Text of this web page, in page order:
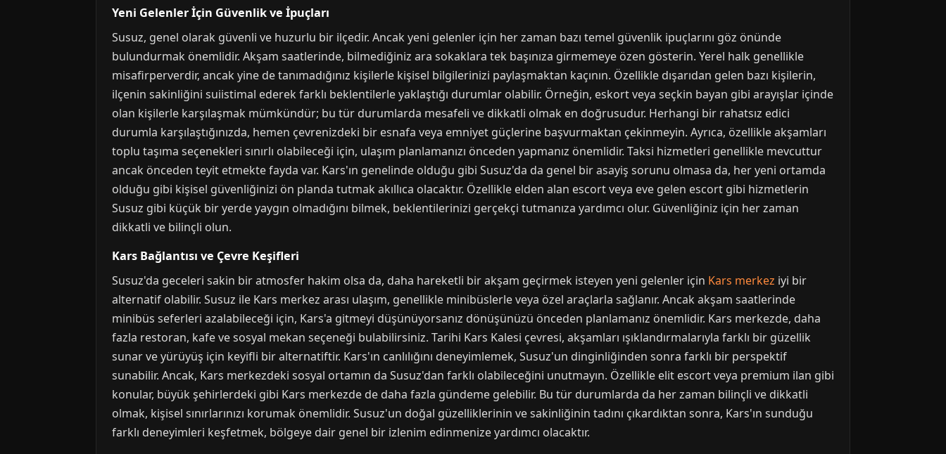
Yeni Gelenler İçin Güvenlik ve İpuçları
Susuz, genel olarak güvenli ve huzurlu bir ilçedir. Ancak yeni gelenler için her zaman bazı temel güvenlik ipuçlarını göz önünde
bulundurmak önemlidir. Akşam saatlerinde, bilmediğiniz ara sokaklara tek başınıza girmemeye özen gösterin. Yerel halk genellikle
misafirperverdir, ancak yine de tanımadığınız kişilerle kişisel bilgilerinizi paylaşmaktan kaçının. Özellikle dışarıdan gelen bazı kişilerin,
ilçenin sakinliğini suiistimal ederek farklı beklentilerle yaklaştığı durumlar olabilir. Örneğin, eskort veya seçkin bayan gibi arayışlar içinde
olan kişilerle karşılaşmak mümkündür; bu tür durumlarda mesafeli ve dikkatli olmak en doğrusudur. Herhangi bir rahatsız edici
durumla karşılaştığınızda, hemen çevrenizdeki bir esnafa veya emniyet güçlerine başvurmaktan çekinmeyin. Ayrıca, özellikle akşamları
toplu taşıma seçenekleri sınırlı olabileceği için, ulaşım planlamanızı önceden yapmanız önemlidir. Taksi hizmetleri genellikle mevcuttur
ancak önceden teyit etmekte fayda var. Kars'ın genelinde olduğu gibi Susuz'da da genel bir asayiş sorunu olmasa da, her yeni ortamda
olduğu gibi kişisel güvenliğinizi ön planda tutmak akıllıca olacaktır. Özellikle elden alan escort veya eve gelen escort gibi hizmetlerin
Susuz gibi küçük bir yerde yaygın olmadığını bilmek, beklentilerinizi gerçekçi tutmanıza yardımcı olur. Güvenliğiniz için her zaman
dikkatli ve bilinçli olun.
Kars Bağlantısı ve Çevre Keşifleri
Susuz'da geceleri sakin bir atmosfer hakim olsa da, daha hareketli bir akşam geçirmek isteyen yeni gelenler için Kars merkez iyi bir
alternatif olabilir. Susuz ile Kars merkez arası ulaşım, genellikle minibüslerle veya özel araçlarla sağlanır. Ancak akşam saatlerinde
minibüs seferleri azalabileceği için, Kars'a gitmeyi düşünüyorsanız dönüşünüzü önceden planlamanız önemlidir. Kars merkezde, daha
fazla restoran, kafe ve sosyal mekan seçeneği bulabilirsiniz. Tarihi Kars Kalesi çevresi, akşamları ışıklandırmalarıyla farklı bir güzellik
sunar ve yürüyüş için keyifli bir alternatiftir. Kars'ın canlılığını deneyimlemek, Susuz'un dinginliğinden sonra farklı bir perspektif
sunabilir. Ancak, Kars merkezdeki sosyal ortamın da Susuz'dan farklı olabileceğini unutmayın. Özellikle elit escort veya premium ilan gibi
konular, büyük şehirlerdeki gibi Kars merkezde de daha fazla gündeme gelebilir. Bu tür durumlarda da her zaman bilinçli ve dikkatli
olmak, kişisel sınırlarınızı korumak önemlidir. Susuz'un doğal güzelliklerinin ve sakinliğinin tadını çıkardıktan sonra, Kars'ın sunduğu
farklı deneyimleri keşfetmek, bölgeye dair genel bir izlenim edinmenize yardımcı olacaktır.